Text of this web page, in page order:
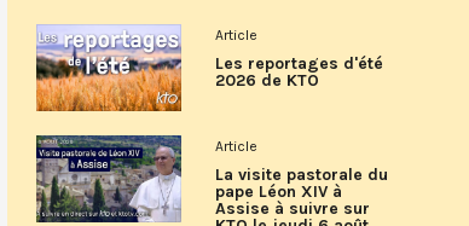
Article
Les reportages d'été
2026 de KTO
Article
La visite pastorale du
pape Léon XIV à
Assise à suivre sur